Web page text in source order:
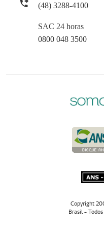
(48) 3288-4100
SAC 24 horas
0800 048 3500
Copyright
Brasil -